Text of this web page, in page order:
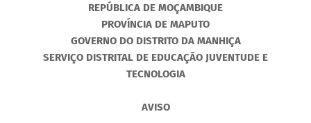
REPÚBLICA DE MOÇAMBIQUE
PROVÍNCIA DE MAPUTO
GOVERNO DO DISTRITO DA MANHIÇA
SERVIÇO DISTRITAL DE EDUCAÇÃO JUVENTUDE E
TECNOLOGIA
AVISO